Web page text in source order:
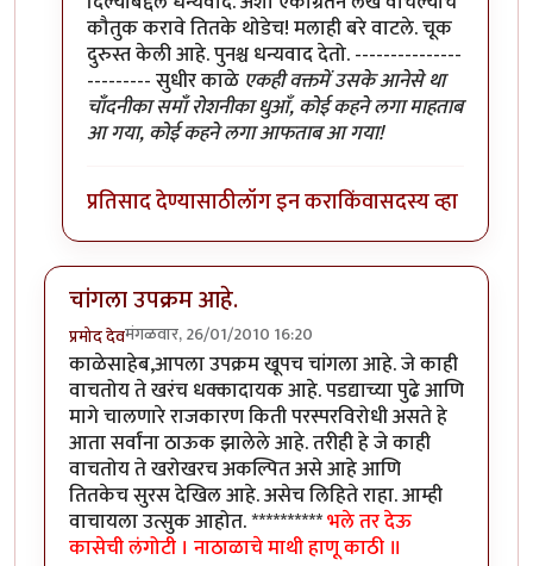
कौतुक करावे तितके थोडेच! मलाही बरे वाटले. चूक
दुरुस्त केली आहे. पुनश्च धन्यवाद देतो. ---------------
--------- सुधीर काळे एकही वक्तमें उसके आनेसे था
चाँदनीका समाँ रोशनीका धुआँ, कोई कहने लगा माहताब
आ गया, कोई कहने लगा आफताब आ गया!
प्रतिसाद देण्यासाठीलॉग इन कराकिंवासदस्य व्हा
चांगला उपक्रम आहे.
प्रमोद देवमंगळवार, 26/01/2010 16:20
काळेसाहेब,आपला उपक्रम खूपच चांगला आहे. जे काही
वाचतोय ते खरंच धक्कादायक आहे. पडद्याच्या पुढे आणि
मागे चालणारे राजकारण किती परस्परविरोधी असते हे
आता सर्वांना ठाऊक झालेले आहे. तरीही हे जे काही
वाचतोय ते खरोखरच अकल्पित असे आहे आणि
तितकेच सुरस देखिल आहे. असेच लिहिते राहा. आम्ही
वाचायला उत्सुक आहोत. **********भले तर देऊ
कासेची लंगोटी । नाठाळाचे माथी हाणू काठी ॥